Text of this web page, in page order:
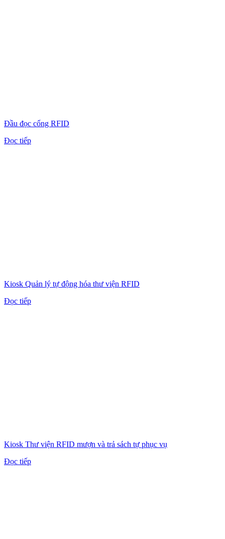
Đầu đọc cổng RFID
Đọc tiếp
Kiosk Quản lý tự động hóa thư viện RFID
Đọc tiếp
Kiosk Thư viện RFID mượn và trả sách tự phục vụ
Đọc tiếp